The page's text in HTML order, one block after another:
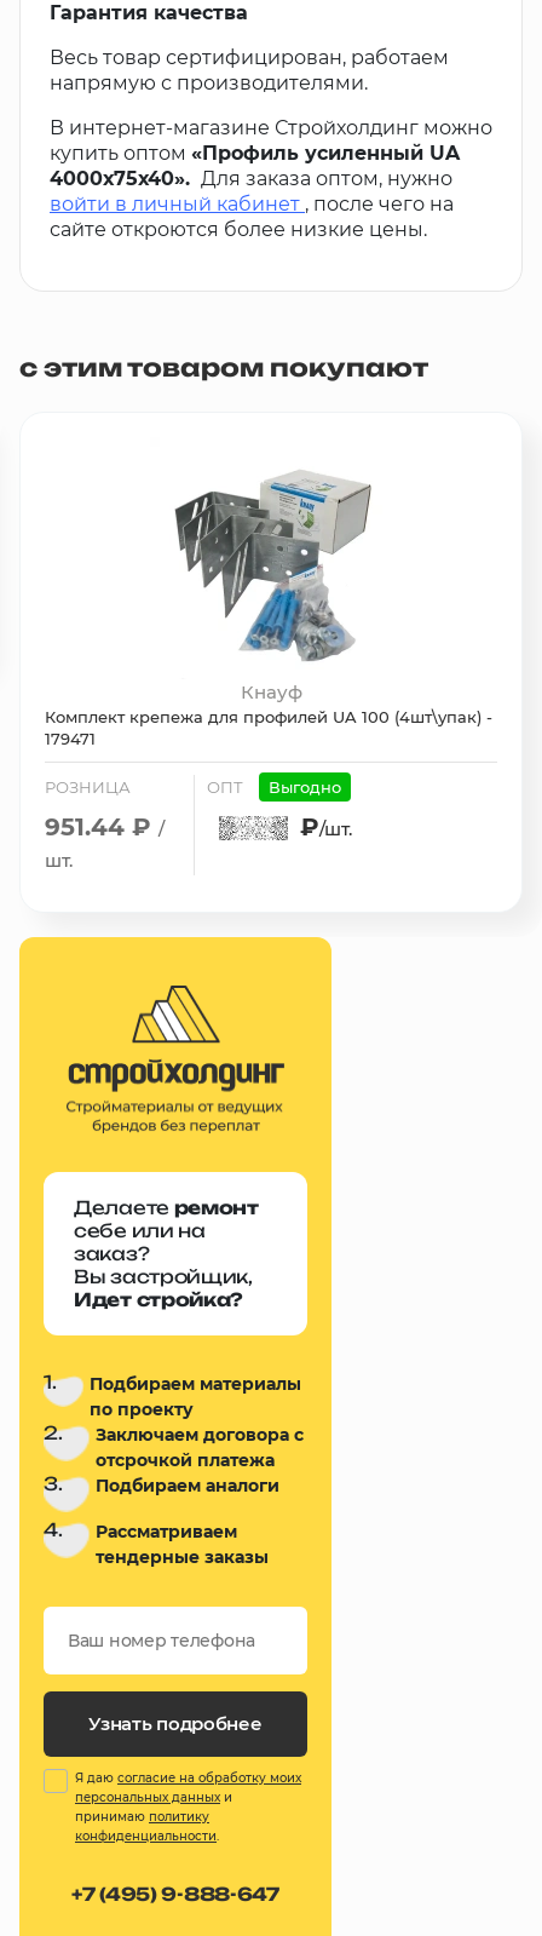
Гарантия качества
Весь товар сертифицирован, работаем
напрямую с производителями.
В интернет-магазине Стройхолдинг можно
купить оптом «Профиль усиленный UA
4000х75х40». Для заказа оптом, нужно
войти в личный кабинет , после чего на
сайте откроются более низкие цены.
с этим товаром покупают
Кнауф
Комплект крепежа для профилей UA 100 (4шт\упак) -
179471
РОЗНИЦА
951.44 ₽ /
шт.
ОПТ Выгодно
₽/шт.
Делаете ремонт
себе или на
заказ?
Вы застройщик,
Идет стройка?
1.
Подбираем материалы
по проекту
2.
Заключаем договора с
отсрочкой платежа
3. Подбираем аналоги
4.
Рассматриваем
тендерные заказы
Узнать подробнее
Я даю согласие на обработку моих
персональных данных и
принимаю политику
конфиденциальности.
+7 (495) 9-888-647